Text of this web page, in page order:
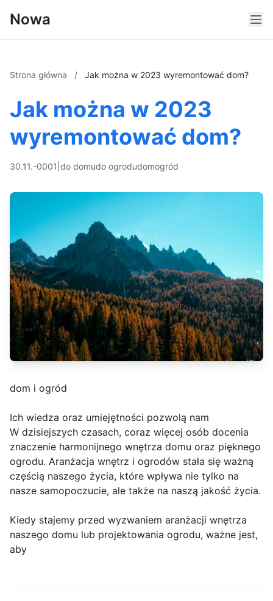
Nowa
Strona główna / Jak można w 2023 wyremontować dom?
Jak można w 2023
wyremontować dom?
30.11.-0001 do domudo ogrodudomogród
dom i ogród
Ich wiedza oraz umiejętności pozwolą nam
W dzisiejszych czasach, coraz więcej osób docenia
znaczenie harmonijnego wnętrza domu oraz pięknego
ogrodu. Aranżacja wnętrz i ogrodów stała się ważną
częścią naszego życia, które wpływa nie tylko na
nasze samopoczucie, ale także na naszą jakość życia.
Kiedy stajemy przed wyzwaniem aranżacji wnętrza
naszego domu lub projektowania ogrodu, ważne jest,
aby